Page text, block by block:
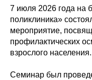
7 июля 2026 года на
поликлиника»
мероприятие,
профилактических
взрослого населения.
Семинар был